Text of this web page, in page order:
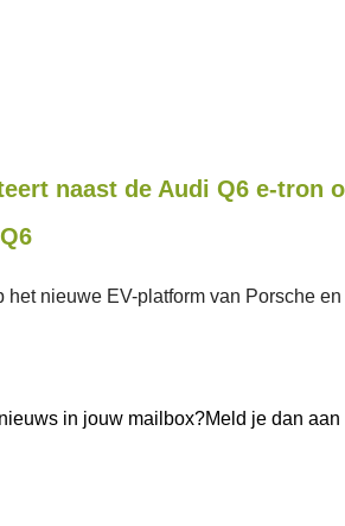
naast de Audi Q6 e-tron
het nieuwe EV-platform van Porsche
in jouw mailbox?Meld je dan aan